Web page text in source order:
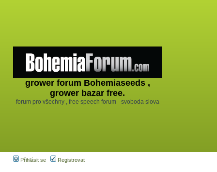
grower forum Bohemiaseeds ,
grower bazar free.
forum pro všechny , free speech forum - svoboda slova
Přihlásit se Registrovat